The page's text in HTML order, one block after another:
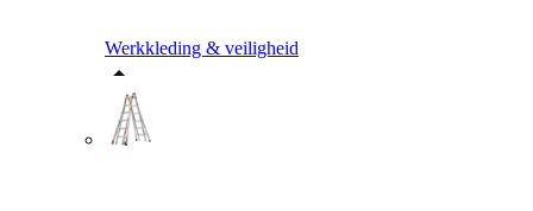
Werkkleding & veiligheid